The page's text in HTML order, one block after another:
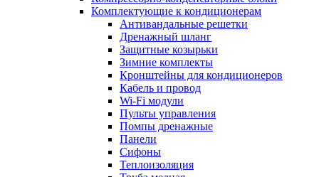
Комплектующие к кондиционерам
Антивандальные решетки
Дренажный шланг
Защитные козырьки
Зимние комплекты
Кронштейны для кондиционеров
Кабель и провод
Wi-Fi модули
Пульты управления
Помпы дренажные
Панели
Сифоны
Теплоизоляция